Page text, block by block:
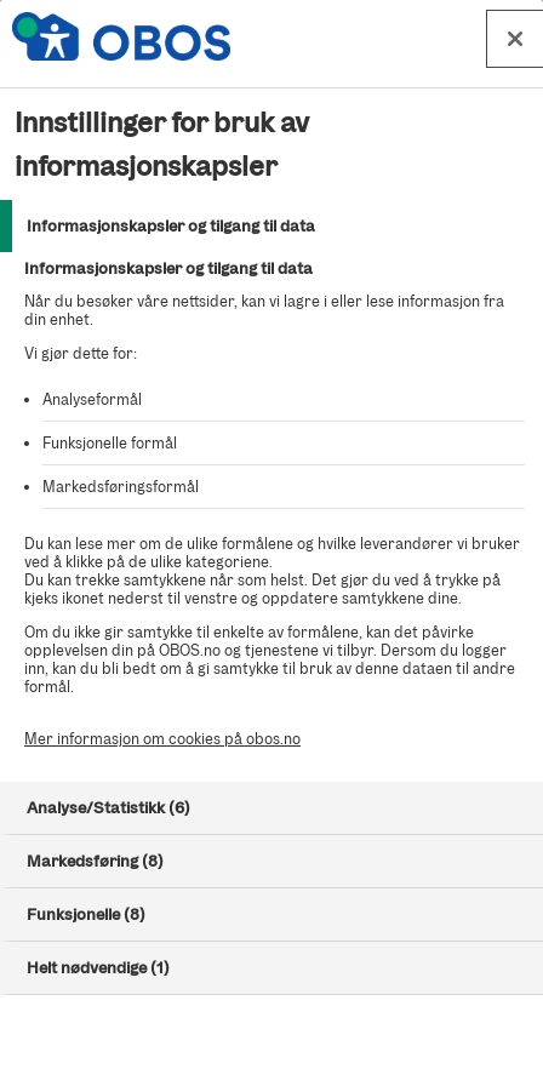
Hopp til innhold
Vi beklager! Vi har
problemer med
systemene våre
Sidene på obos.no er dessverre ikke
tilgjengelige akkurat nå. Vi jobber med
saken og vanligvis er de oppe og går
igjen i løpet av kort tid. Du kan likevel
kontakte oss nå, enten du skal melde
forkjøpsrett eller har spørsmål.
Nedenfor finner du kontaktinformasjon.
Skal du melde forkjøpsrett?
ikke send oss en e-post der du forteller oss at du vil melde
navn, medlemsnummer og finansieringsbevis. Meldingen må
sendes til oss innen meldefristen.
Dersom det er OBOS eiendomsmeglere som er megler for
salget, send e-posten til:
Dersom det er andre eiendomsmeglere som er megler for
salget, send e-posten til:forkjop@obos.no
Innstillinger for bruk av
informasjonskapsler
Informasjonskapsler og tilgang til data
Informasjonskapsler og tilgang til data
Når du besøker våre nettsider, kan vi lagre i eller lese informasjon fra
din enhet.
Vi gjør dette for:
Analyseformål
Funksjonelle formål
Markedsføringsformål
Du kan lese mer om de ulike formålene og hvilke leverandører vi bruker
ved å klikke på de ulike kategoriene.
Du kan trekke samtykkene når som helst. Det gjør du ved å trykke på
kjeks ikonet nederst til venstre og oppdatere samtykkene dine.
Om du ikke gir samtykke til enkelte av formålene, kan det påvirke
opplevelsen din på OBOS.no og tjenestene vi tilbyr. Dersom du logger
inn, kan du bli bedt om å gi samtykke til bruk av denne dataen til andre
formål.
Mer informasjon om cookies på obos.no
Analyse/Statistikk (6)
Markedsføring (8)
Funksjonelle (8)
Helt nødvendige (1)